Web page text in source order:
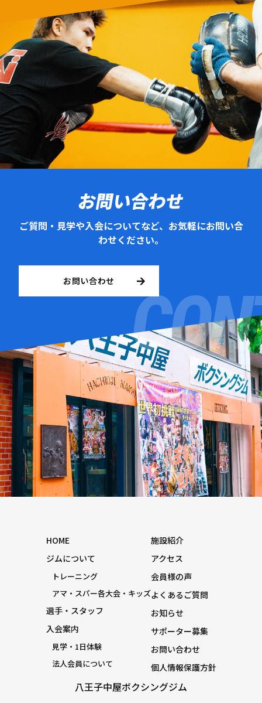
お問い合わせ
ご質問・見学や入会についてなど、お気軽にお問い合
わせください。
お問い合わせ
八王子中屋ボクシングジム
HOME
ジムについて
トレーニング
アマ・スパー各大会・キッズ
選手・スタッフ
入会案内
見学・1日体験
法人会員について
施設紹介
アクセス
会員様の声
よくあるご質問
お知らせ
サポーター募集
お問い合わせ
個人情報保護方針